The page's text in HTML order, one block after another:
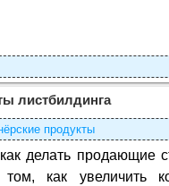
листбилдинга
продукты
делать продающие
как увеличить